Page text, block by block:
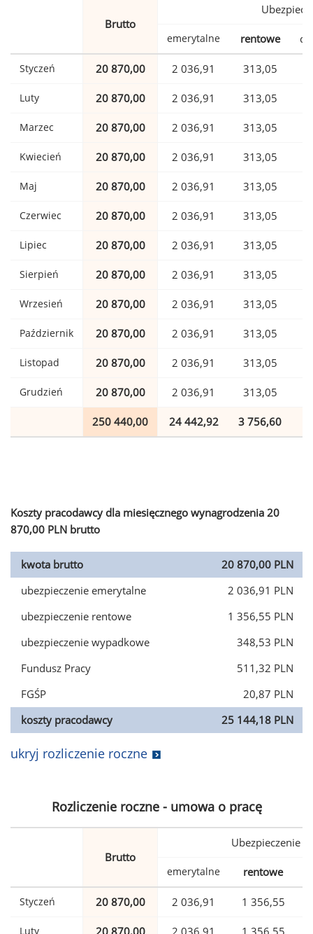
Brutto
emerytalne rentowe
Styczeń 20 870,00 2 036,91 313,05
Luty 20 870,00 2 036,91 313,05
Marzec 20 870,00 2 036,91 313,05
Kwiecień 20 870,00 2 036,91 313,05
Maj 20 870,00 2 036,91 313,05
Czerwiec 20 870,00 2 036,91 313,05
Lipiec 20 870,00 2 036,91 313,05
Sierpień 20 870,00 2 036,91 313,05
Wrzesień 20 870,00 2 036,91 313,05
Październik 20 870,00 2 036,91 313,05
Listopad 20 870,00 2 036,91 313,05
Grudzień 20 870,00 2 036,91 313,05
250 440,00 24 442,92 3 756,60
Koszty pracodawcy dla miesięcznego wynagrodzenia 20
870,00 PLN brutto
kwota brutto
20 870,00 PLN
ubezpieczenie emerytalne
2 036,91 PLN
ubezpieczenie rentowe
1 356,55 PLN
ubezpieczenie wypadkowe
348,53 PLN
Fundusz Pracy
511,32 PLN
FGŚP
20,87 PLN
koszty pracodawcy
25 144,18 PLN
ukryj rozliczenie roczne
Rozliczenie roczne - umowa o pracę
Brutto
Ubezpieczenie
emerytalne rentowe
Styczeń 20 870,00 2 036,91 1 356,55
Luty 20 870,00 2 036,91 1 356,55